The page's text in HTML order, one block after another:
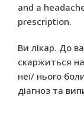
and a
prescription.
Ви лікар. До
скаржиться
неї/ нього
діагноз та